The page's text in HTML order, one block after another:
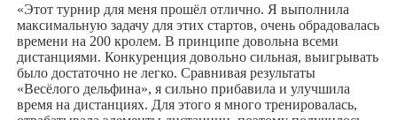
«Этот турнир для меня прошёл отлично. Я выполнила
максимальную задачу для этих стартов, очень обрадовалась
времени на 200 кролем. В принципе довольна всеми
дистанциями. Конкуренция довольно сильная, выигрывать
было достаточно не легко. Сравнивая результаты
«Весёлого дельфина», я сильно прибавила и улучшила
время на дистанциях. Для этого я много тренировалась,